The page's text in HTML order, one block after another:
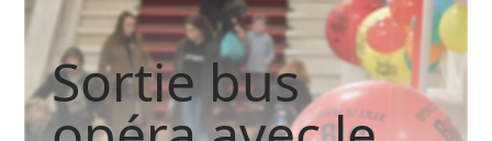
Sortie bus